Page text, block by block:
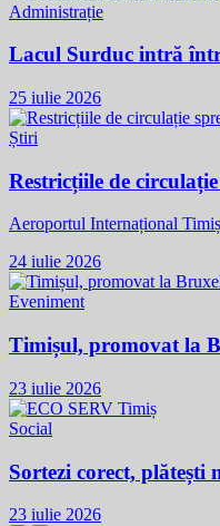
Administrație
Lacul Surduc intră
25 iulie 2026
Știri
Restricțiile de
Aeroportul Internațional
24 iulie 2026
Eveniment
Timișul, promovat la
23 iulie 2026
Social
Sortezi corect, plătești
23 iulie 2026